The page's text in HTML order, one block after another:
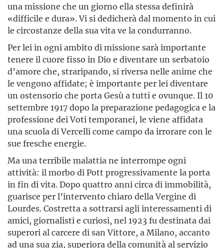
una missione che un giorno ella stessa definirà
«difficile e dura». Vi si dedicherà dal momento in cui
le circostanze della sua vita ve la condurranno.
Per lei in ogni ambito di missione sarà importante
tenere il cuore fisso in Dio e diventare un serbatoio
d’amore che, straripando, si riversa nelle anime che
le vengono affidate; è importante per lei diventare
un ostensorio che porta Gesù a tutti e ovunque. Il 10
settembre 1917 dopo la preparazione pedagogica e la
professione dei Voti temporanei, le viene affidata
una scuola di Vercelli come campo da irrorare con le
sue fresche energie.
Ma una terribile malattia ne interrompe ogni
attività: il morbo di Pott progressivamente la porta
in fin di vita. Dopo quattro anni circa di immobilità,
guarisce per l’intervento chiaro della Vergine di
Lourdes. Costretta a sottrarsi agli interessamenti di
amici, giornalisti e curiosi, nel 1923 fu destinata dai
superori al carcere di san Vittore, a Milano, accanto
ad una sua zia, superiora della comunità al servizio